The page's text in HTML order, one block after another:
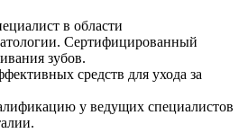
в области
Сертифицированный
зубов.
средств для ухода за
у ведущих специалистов